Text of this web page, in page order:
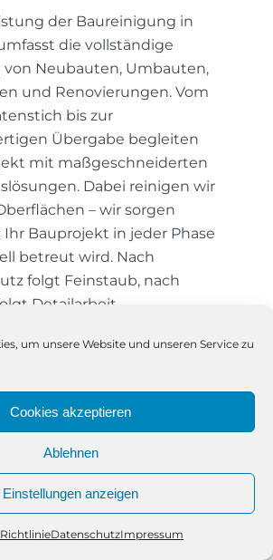
um unsere Website und unseren Service zu
Cookies akzeptieren
Ablehnen
Einstellungen anzeigen
DatenschutzImpressum
der Baureinigung in
die vollständige
von Neubauten, Umbauten,
und Renovierungen. Vom
bis zur
Übergabe begleiten
mit maßgeschneiderten
Dabei reinigen wir
– wir sorgen
Ihr Bauprojekt in jeder Phase
betreut wird. Nach
folgt Feinstaub, nach
Detailarbeit.
Objekt den letzten
Expertise – Ihre
in Iserbrook
Dienstleistung besonders
enge Bezug zur Region
Kontakt WhatsApp